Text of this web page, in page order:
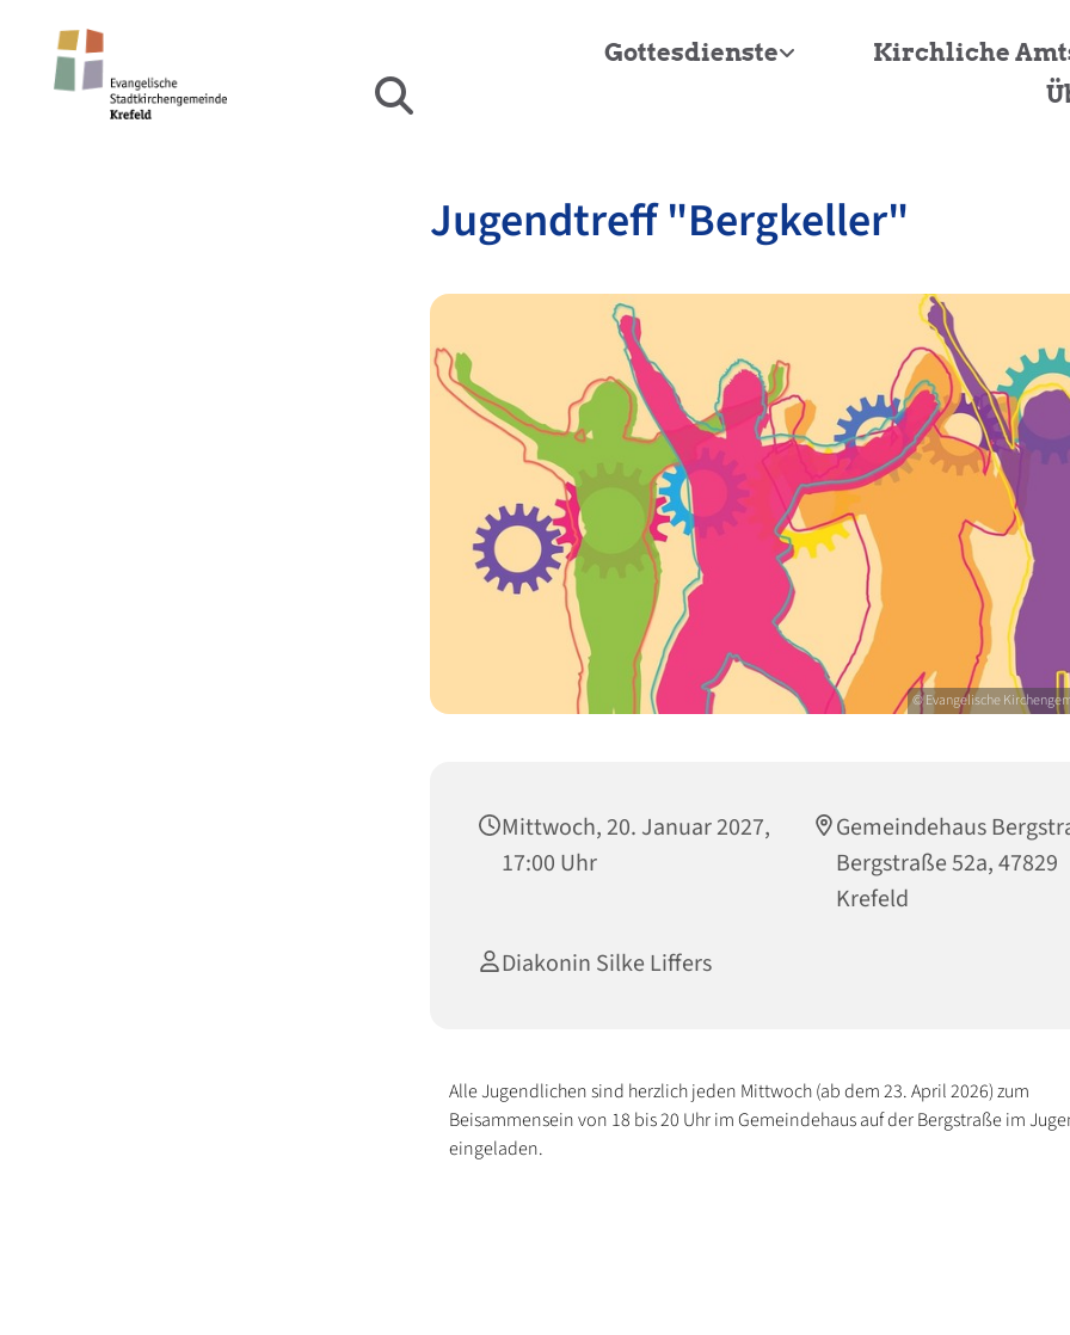
Gottesdienste Kirchliche
Jugendtreff "Bergkeller"
© Evangelische
Mittwoch, 20. Januar 2027,
17:00 Uhr
Gemeindehaus
Bergstraße 52a, 47829
Krefeld
Diakonin Silke Liffers
Alle Jugendlichen sind herzlich jeden Mittwoch (ab dem 23. April 2026) zum
Beisammensein von 18 bis 20 Uhr im Gemeindehaus auf der Bergstraße im
eingeladen.